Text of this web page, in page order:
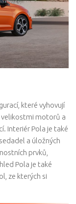
které vyhovují
velikostmi motorů a
Interiér Pola je také
a úložných
prvků,
Pola je také
ze kterých si